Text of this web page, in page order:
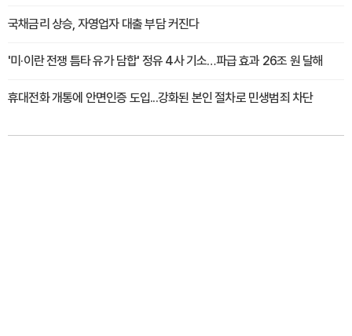
국채금리 상승, 자영업자 대출 부담 커진다
'미·이란 전쟁 틈타 유가 담합' 정유 4사 기소…파급 효과 26조 원 달해
휴대전화 개통에 안면인증 도입...강화된 본인 절차로 민생범죄 차단